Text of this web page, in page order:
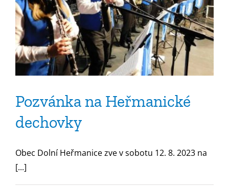
Pozvánka na Heřmanické
dechovky
Obec Dolní Heřmanice zve v sobotu 12. 8. 2023 na
[...]